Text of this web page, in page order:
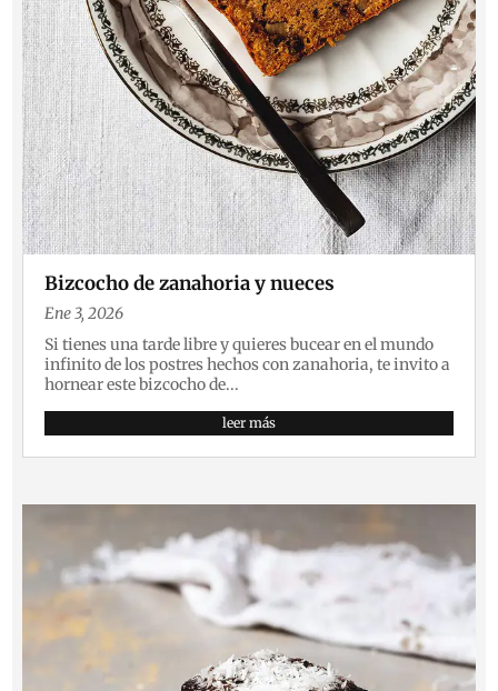
Bizcocho de zanahoria y nueces
Ene 3, 2026
Si tienes una tarde libre y quieres bucear en el mundo
infinito de los postres hechos con zanahoria, te invito a
hornear este bizcocho de...
leer más